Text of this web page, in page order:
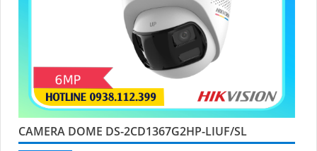
CAMERA DOME DS-2CD1367G2HP-LIUF/SL